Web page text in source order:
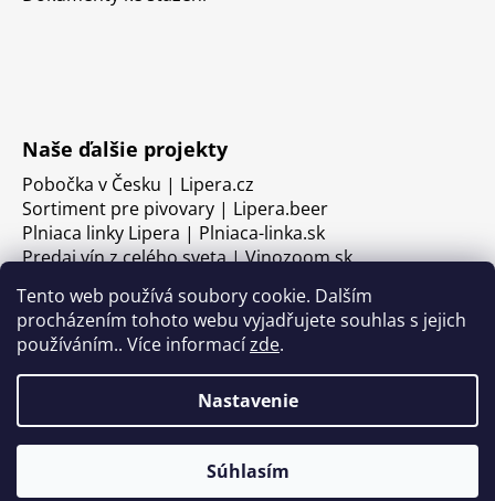
Tento web používá soubory cookie. Dalším
procházením tohoto webu vyjadřujete souhlas s jejich
používáním.. Více informacízde.
Nastavenie
Súhlasím
Naše ďalšie projekty
Pobočka v Česku | Lipera.cz
Sortiment pre pivovary | Lipera.beer
Plniaca linky Lipera | Plniaca-linka.sk
Predaj vín z celého sveta | Vinozoom.sk
Vytvoril Shoptet